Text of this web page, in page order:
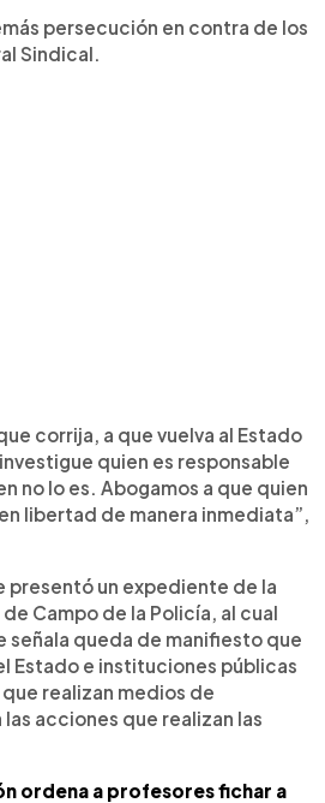
persecución en contra de los
Sindical.
corrija, a que vuelva al Estado
quien es responsable
no lo es. Abogamos a que quien
libertad de manera inmediata”,
presentó un expediente de la
Campo de la Policía, al cual
señala queda de manifiesto que
Estado e instituciones públicas
realizan medios de
acciones que realizan las
ordena a profesores fichar a